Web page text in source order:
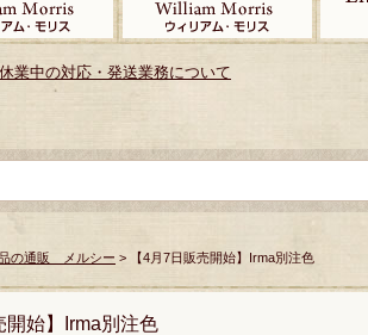
業中の対応・発送業務について
の通販 メルシー > 【4月7日販売開始】Irma別注色
開始】Irma別注色